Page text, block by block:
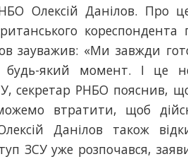
Олексій Данілов. Про
зауважив: «Ми завжди
який момент. І це
секретар РНБО пояснив,
втратити, щоб
Данілов також
ЗСУ уже розпочався,